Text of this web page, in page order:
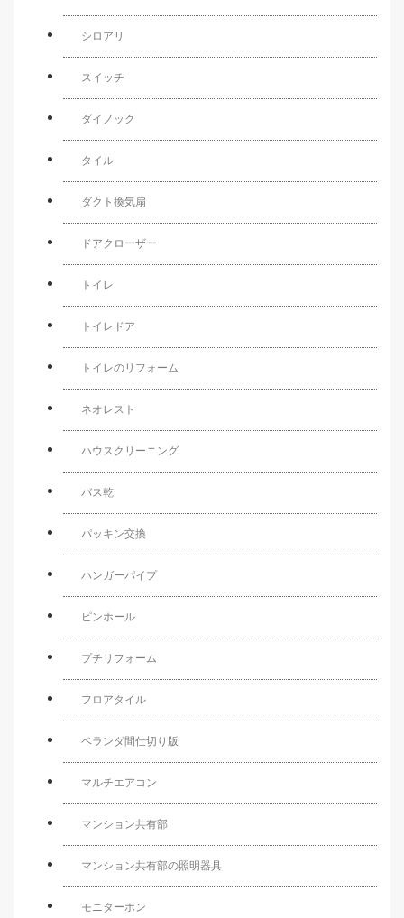
シロアリ
スイッチ
ダイノック
タイル
ダクト換気扇
ドアクローザー
トイレ
トイレドア
トイレのリフォーム
ネオレスト
ハウスクリーニング
バス乾
パッキン交換
ハンガーパイプ
ピンホール
プチリフォーム
フロアタイル
ベランダ間仕切り版
マルチエアコン
マンション共有部
マンション共有部の照明器具
モニターホン